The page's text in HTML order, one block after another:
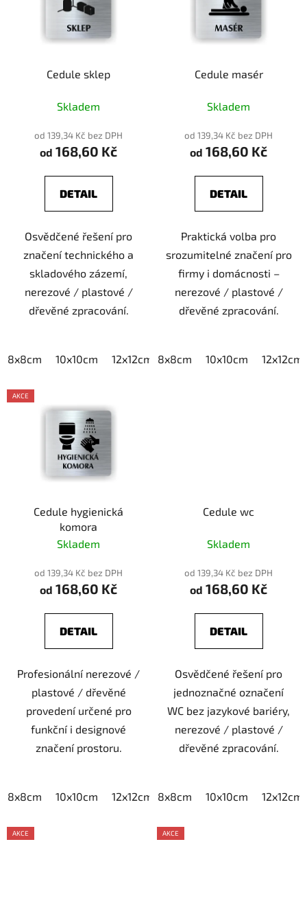
Cedule sklep
Skladem
od 139,34 Kč bez DPH
od 168,60 Kč
DETAIL
Osvědčené řešení pro
značení technického a
skladového zázemí,
nerezové / plastové /
dřevěné zpracování.
8x8cm 10x10cm 12x12cm 15x15cm 20x20cm
Cedule masér
Skladem
od 139,34 Kč bez DPH
od 168,60 Kč
DETAIL
Praktická volba pro
srozumitelné značení pro
firmy i domácnosti –
nerezové / plastové /
dřevěné zpracování.
8x8cm 10x10cm 12x12cm
AKCE
Cedule hygienická
komora
Skladem
od 139,34 Kč bez DPH
od 168,60 Kč
DETAIL
Profesionální nerezové /
plastové / dřevěné
provedení určené pro
funkční i designové
značení prostoru.
8x8cm 10x10cm 12x12cm 15x15cm 20x20cm
Cedule wc
Skladem
od 139,34 Kč bez DPH
od 168,60 Kč
DETAIL
Osvědčené řešení pro
jednoznačné označení
WC bez jazykové bariéry,
nerezové / plastové /
dřevěné zpracování.
8x8cm 10x10cm 12x12cm
AKCE AKCE